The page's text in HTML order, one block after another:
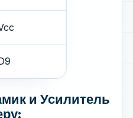
и Усилитель